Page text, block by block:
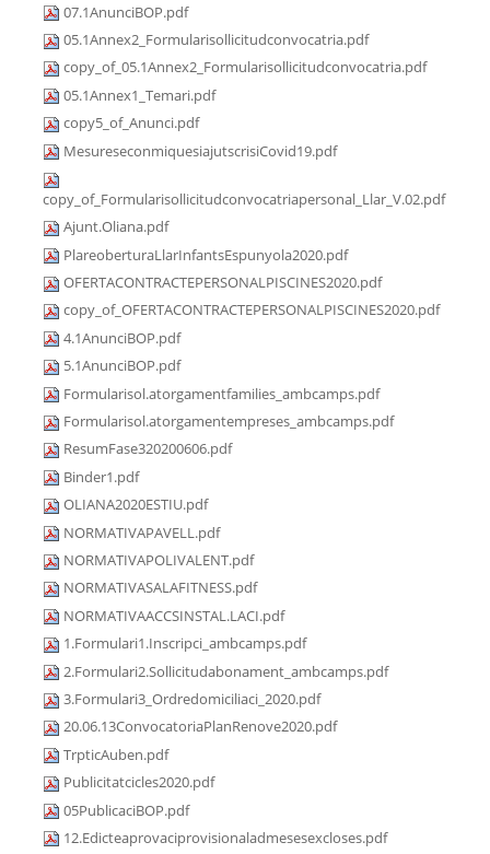
07.1AnunciBOP.pdf
05.1Annex2_Formularisollicitudconvocatria.pdf
copy_of_05.1Annex2_Formularisollicitudconvocatria.pdf
05.1Annex1_Temari.pdf
copy5_of_Anunci.pdf
MesureseconmiquesiajutscrisiCovid19.pdf
copy_of_Formularisollicitudconvocatriapersonal_Llar_V.02.pdf
Ajunt.Oliana.pdf
PlareoberturaLlarInfantsEspunyola2020.pdf
OFERTACONTRACTEPERSONALPISCINES2020.pdf
copy_of_OFERTACONTRACTEPERSONALPISCINES2020.pdf
4.1AnunciBOP.pdf
5.1AnunciBOP.pdf
Formularisol.atorgamentfamilies_ambcamps.pdf
Formularisol.atorgamentempreses_ambcamps.pdf
ResumFase320200606.pdf
Binder1.pdf
OLIANA2020ESTIU.pdf
NORMATIVAPAVELL.pdf
NORMATIVAPOLIVALENT.pdf
NORMATIVASALAFITNESS.pdf
NORMATIVAACCSINSTAL.LACI.pdf
1.Formulari1.Inscripci_ambcamps.pdf
2.Formulari2.Sollicitudabonament_ambcamps.pdf
3.Formulari3_Ordredomiciliaci_2020.pdf
20.06.13ConvocatoriaPlanRenove2020.pdf
TrpticAuben.pdf
Publicitatcicles2020.pdf
05PublicaciBOP.pdf
12.Edicteaprovaciprovisionaladmesesexcloses.pdf